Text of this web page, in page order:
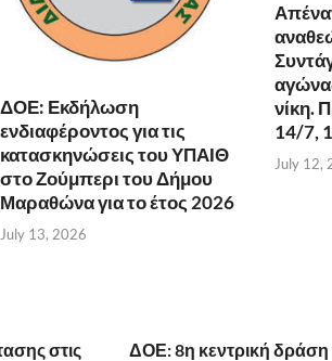
ΔΟΕ: Εκδήλωση
ενδιαφέροντος για τις
κατασκηνώσεις του ΥΠΑΙΘ
στο Ζούμπερι του Δήμου
Μαραθώνα για το έτος 2026
July 13, 2026
νίκη.
14/7,
July 12,
στις
ΔΟΕ: 8η κεντρική δράση